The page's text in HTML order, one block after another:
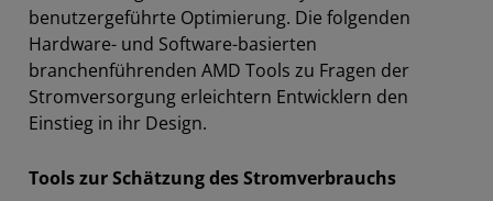
benutzergeführte Optimierung. Die folgenden
Hardware- und Software-basierten
branchenführenden AMD Tools zu Fragen der
Stromversorgung erleichtern Entwicklern den
Einstieg in ihr Design.
Tools zur Schätzung des Stromverbrauchs